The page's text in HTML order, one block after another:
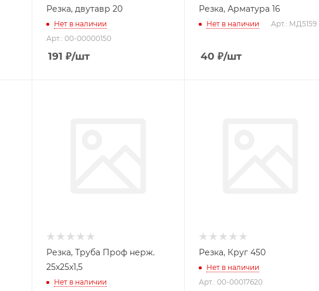
Резка, двутавр 20
Нет в наличии
Арт.: 00-00000150
191 ₽/шт
Резка, Арматура 16
Нет в наличии Арт.: МД5159
40 ₽/шт
Резка, Труба Проф нерж.
25х25х1,5
Нет в наличии
Резка, Круг 450
Нет в наличии
Арт.: 00-00017620